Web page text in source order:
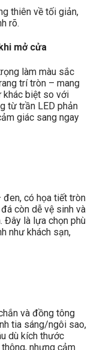
thiên về tối giản,
rõ.
mở cửa
làm màu sắc
trí tròn – mang
khác biệt so với
từ trần LED phản
giác sang ngay
đen, có họa tiết tròn
còn dễ vệ sinh và
Đây là lựa chọn phù
như khách sạn,
và đồng tông
tia sáng/ngôi sao,
dù kích thước
nhưng cảm